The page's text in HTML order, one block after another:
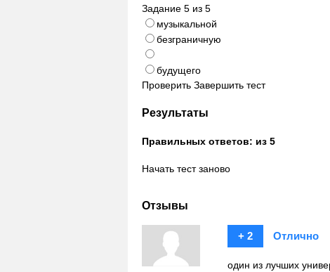
Задание 5 из 5
музыкальной
безграничную
будущего
Проверить Завершить тест
Результаты
Правильных ответов: из 5
Начать тест заново
Отзывы
+ 2 Отлично
один из лучших